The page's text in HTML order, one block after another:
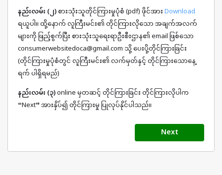
နည်းလမ်း (၂)စားသုံးသူတိုင်ကြားမှုပုံစံ (pdf) ဖိုင်အားDownload
ရယူပါ။ ထို့နောက် လူကြီးမင်း၏ တိုင်ကြားလိုသော အချက်အလက်
များကို ဖြည့်စွက်ပြီး စားသုံးသူရေးရာဦးစီးဌာန၏ email ဖြစ်သော
consumerwebsitedoca@gmail.com သို့ ပေးပို့တိုင်ကြားခြင်း
(တိုင်ကြားမှုပုံစံတွင် လူကြီးမင်း၏ လက်မှတ်နှင့် တိုင်ကြားသောနေ့
ရက် ပါရှိရမည်)
နည်းလမ်း (၃)online မှတဆင့် တိုင်ကြားခြင်း တိုင်ကြားလိုပါက
“Next” အားနှိပ်၍ တိုင်ကြားမှု ပြုလုပ်နိုင်ပါသည်။
Next